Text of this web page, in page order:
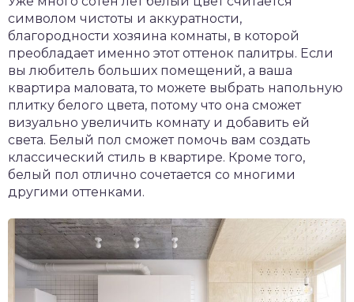
символом чистоты и аккуратности,
благородности хозяина комнаты, в которой
преобладает именно этот оттенок палитры. Если
вы любитель больших помещений, а ваша
квартира маловата, то можете выбрать напольную
плитку белого цвета, потому что она сможет
визуально увеличить комнату и добавить ей
света. Белый пол сможет помочь вам создать
классический стиль в квартире. Кроме того,
белый пол отлично сочетается со многими
другими оттенками.